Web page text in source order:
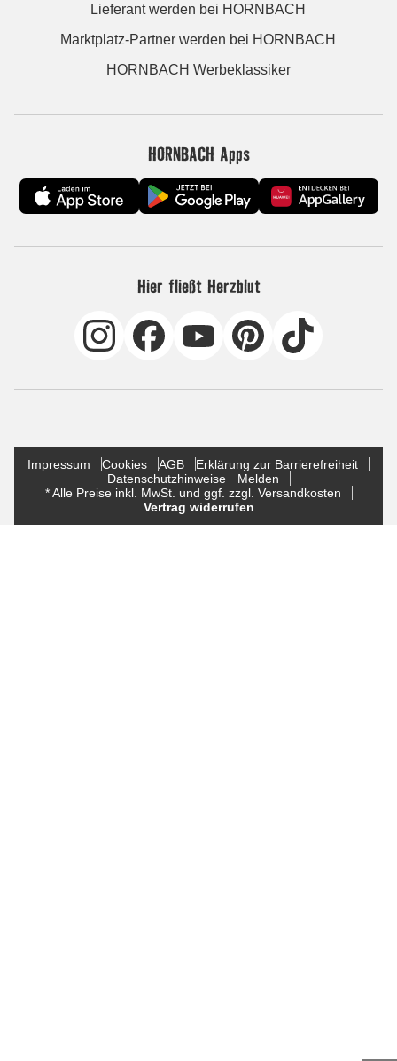
Lieferant werden bei HORNBACH
Marktplatz-Partner werden bei HORNBACH
HORNBACH Werbeklassiker
HORNBACH Apps
Hier fließt Herzblut
Impressum Cookies AGB
Erklärung zur Barrierefreiheit
Datenschutzhinweise
Melden
* Alle Preise inkl. MwSt. und ggf. zzgl. Versandkosten
Vertrag widerrufen